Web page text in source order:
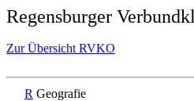
Regensburger
Zur Übersicht RVKO
R Geografie